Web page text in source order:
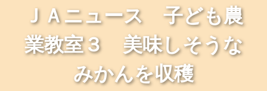
ＪＡニュース 子ども農
業教室３ 美味しそうな
みかんを収穫